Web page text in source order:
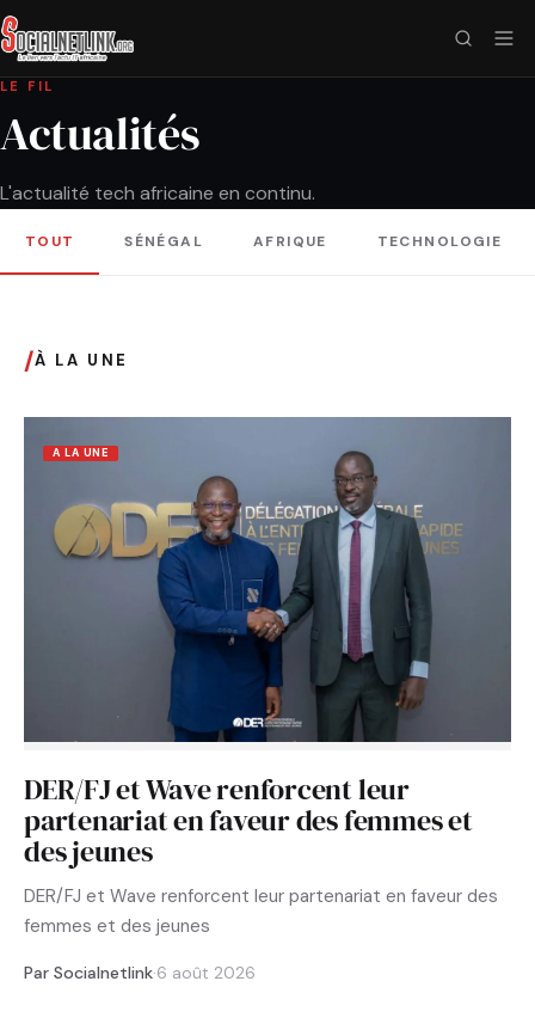
LE FIL
Actualités
L'actualité tech africaine en continu.
TOUT SÉNÉGAL AFRIQUE TECHNOLOGIE
/À LA UNE
A LA UNE
DER/FJ et Wave renforcent leur
partenariat en faveur des femmes et
des jeunes
DER/FJ et Wave renforcent leur partenariat en faveur des
femmes et des jeunes
Par Socialnetlink·6 août 2026